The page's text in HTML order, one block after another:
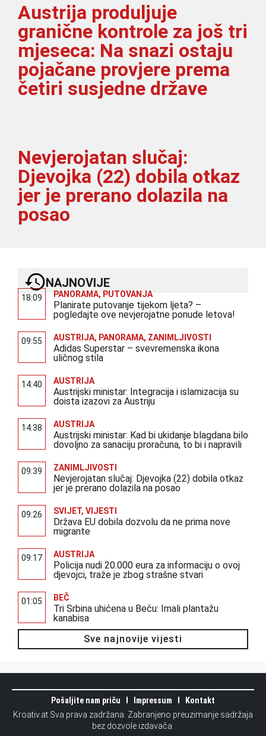
Austrija produljuje
granične kontrole za još tri
mjeseca: Na snazi ostaju
pojačane provjere prema
četiri susjedne države
Nevjerojatan slučaj:
Djevojka (22) dobila otkaz
jer je prerano dolazila na
posao
NAJNOVIJE
18:09 PANORAMA, PUTOVANJA
Planirate putovanje tijekom ljeta? –
pogledajte ove nevjerojatne ponude letova!
09:55 AUSTRIJA, PANORAMA, ZANIMLJIVOSTI
Adidas Superstar – svevremenska ikona
uličnog stila
14:40 AUSTRIJA
Austrijski ministar: Integracija i islamizacija su
doista izazovi za Austriju
14:38 AUSTRIJA
Austrijski ministar: Kad bi ukidanje blagdana bilo
dovoljno za sanaciju proračuna, to bi i napravili
09:39 ZANIMLJIVOSTI
Nevjerojatan slučaj: Djevojka (22) dobila otkaz
jer je prerano dolazila na posao
09:26 SVIJET, VIJESTI
Država EU dobila dozvolu da ne prima nove
migrante
09:17 AUSTRIJA
Policija nudi 20.000 eura za informaciju o ovoj
djevojci, traže je zbog strašne stvari
01:05 BEČ
Tri Srbina uhićena u Beču: Imali plantažu
kanabisa
Sve najnovije vijesti
Pošaljite nam priču Impressum
Kontakt
Kroativ.at Sva prava zadržana. Zabranjeno preuzimanje sadržaja
bez dozvole izdavača.